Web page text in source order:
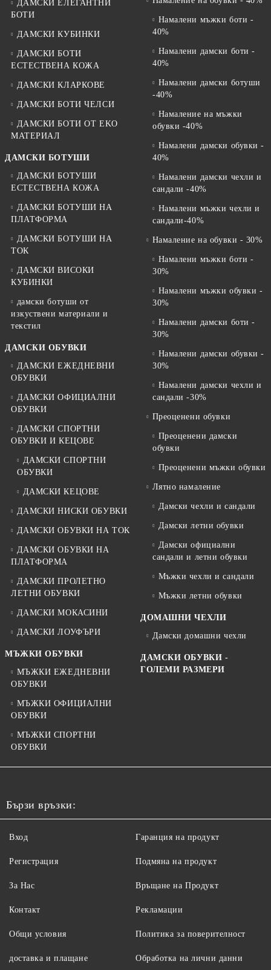
ДАМСКИ ЕЛЕГАНТНИ
БОТИ
ДАМСКИ КУБИНКИ
ДАМСКИ БОТИ
ЕСТЕСТВЕНА КОЖА
ДАМСКИ КЛАРКОВЕ
ДАМСКИ БОТИ ЧЕЛСИ
ДАМСКИ БОТИ ОТ EKO
МАТЕРИАЛ
ДАМСКИ БОТУШИ
ДАМСКИ БОТУШИ
ЕСТЕСТВЕНА КОЖА
ДАМСКИ БОТУШИ НА
ПЛАТФОРМА
ДАМСКИ БОТУШИ НА
ТОК
ДАМСКИ ВИСОКИ
КУБИНКИ
дамски ботуши от
изкуствени материали и
текстил
ДАМСКИ ОБУВКИ
ДАМСКИ ЕЖЕДНЕВНИ
ОБУВКИ
ДАМСКИ ОФИЦИАЛНИ
ОБУВКИ
ДАМСКИ СПОРТНИ
ОБУВКИ И КЕЦОВЕ
ДАМСКИ СПОРТНИ
ОБУВКИ
ДАМСКИ КЕЦОВЕ
ДАМСКИ НИСКИ ОБУВКИ
ДАМСКИ ОБУВКИ НА ТОК
ДАМСКИ ОБУВКИ НА
ПЛАТФОРМА
ДАМСКИ ПРОЛЕТНО
ЛЕТНИ ОБУВКИ
ДАМСКИ МОКАСИНИ
ДАМСКИ ЛОУФЪРИ
МЪЖКИ ОБУВКИ
МЪЖКИ ЕЖЕДНЕВНИ
ОБУВКИ
МЪЖКИ ОФИЦИАЛНИ
ОБУВКИ
МЪЖКИ СПОРТНИ
ОБУВКИ
Намалени мъжки боти -
40%
Намалени дамски боти -
40%
Намалени дамски ботуши
-40%
Намаление на мъжки
обувки -40%
Намалени дамски обувки -
40%
Намалени дамски чехли и
сандали -40%
Намалени мъжки чехли и
сандали-40%
Намаление на обувки - 30%
Намалени мъжки боти -
30%
Намалени мъжки обувки -
30%
Намалени дамски боти -
30%
Намалени дамски обувки -
30%
Намалени дамски чехли и
сандали -30%
Преоценени обувки
Преоценени дамски
обувки
Преоценени мъжки обувки
Лятно намаление
Дамски чехли и сандали
Дамски летни обувки
Дамски официални
сандали и летни обувки
Мъжки чехли и сандали
Мъжки летни обувки
ДОМАШНИ ЧЕХЛИ
Дамски домашни чехли
ДАМСКИ ОБУВКИ -
ГОЛЕМИ РАЗМЕРИ
Бързи връзки:
Вход
Регистрация
За Нас
Контакт
Общи условия
доставка и плащане
Гаранция на продукт
Подмяна на продукт
Връщане на Продукт
Рекламации
Политика за поверителност
Обработка на лични данни